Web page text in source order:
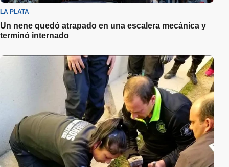
LA PLATA
Un nene quedó atrapado en una escalera mecánica y
terminó internado